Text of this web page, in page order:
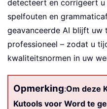
detecteert en corrigeert u
spelfouten en
geavanceerde AI blijft uw
professioneel – zodat u
kwaliteitsnormen in uw
Opmerking:Om deze
Kutools voor Word te